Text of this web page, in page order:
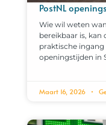
PostNL
Wie wil weten
bereikbaar is, kan
praktische
openingstijden in
Maart 16, 2026